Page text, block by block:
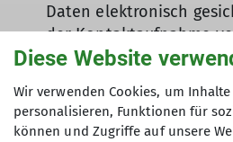
Daten elektronisch
der Kontaktaufnahme
genutzt werden. Mir ist
kann. *
Diese Website
Wir verwenden Cookies, um
personalisieren, Funktionen für
können und Zugriffe auf unsere